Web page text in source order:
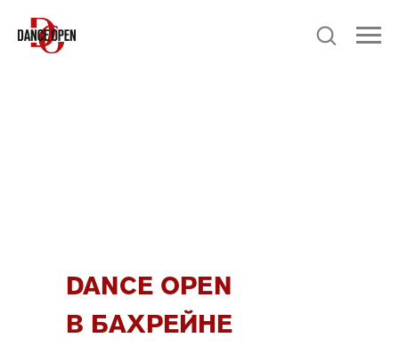
DANCE OPEN
В БАХРЕЙНЕ